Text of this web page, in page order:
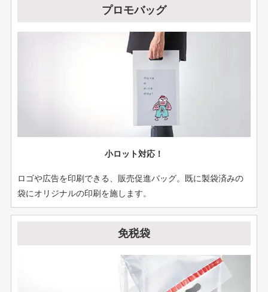
プロモバッグ
小ロット対応！
ロゴや広告を印刷できる、販売促進バッグ。既に製袋済みの
袋にオリジナルの印刷を施します。
免税袋